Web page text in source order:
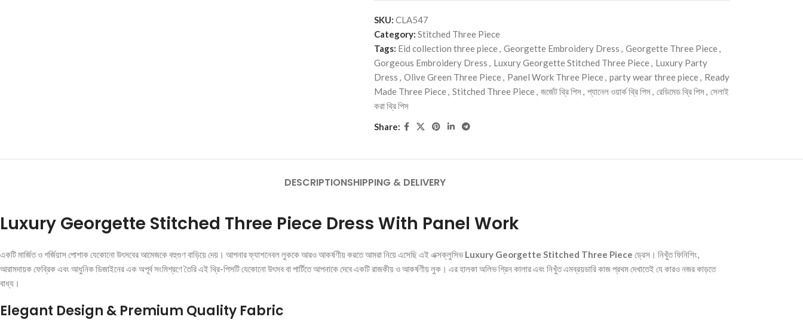
SKU: CLA547
Category: Stitched Three Piece
Tags: Eid collection three piece, Georgette Embroidery Dress , Georgette Three Piece,
Gorgeous Embroidery Dress , Luxury Georgette Stitched Three Piece, Luxury Party
Dress , Olive Green Three Piece, Panel Work Three Piece, party wear three piece, Ready
Made Three Piece, Stitched Three Piece, জর্জেট থ্রি পিস, প্যানেল ওয়ার্ক থ্রি পিস, রেডিমেড থ্রি পিস, সেলাই
করা থ্রি পিস
Share:
DESCRIPTIONSHIPPING & DELIVERY
Luxury Georgette Stitched Three Piece Dress With Panel Work
একটি মার্জিত ও গর্জিয়াস পোশাক যেকোনো উৎসবের আমেজকে বহুগুণ বাড়িয়ে দেয়। আপনার ফ্যাশনেবল লুককে আরও আকর্ষণীয় করতে আমরা নিয়ে এসেছি এই এক্সক্লুসিভLuxury Georgette Stitched Three Piece ড্রেস। নিখুঁত ফিনিশিং,
আরামদায়ক ফেব্রিক এবং আধুনিক ডিজাইনের এক অপূর্ব সংমিশ্রণে তৈরি এই থ্রি-পিসটি যেকোনো উৎসব বা পার্টিতে আপনাকে দেবে একটি রাজকীয় ও আকর্ষণীয় লুক। এর হালকা অলিভ গ্রিন কালার এবং নিখুঁত এমব্রয়ডারি কাজ প্রথম দেখাতেই যে কারও নজর কাড়তে
বাধ্য।
Elegant Design & Premium Quality Fabric